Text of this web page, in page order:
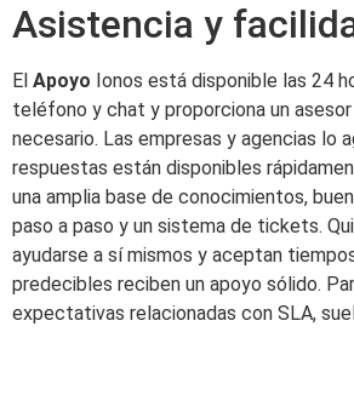
Asistencia y
El Apoyo Ionos está disponible las 24
teléfono y chat y proporciona un
necesario. Las empresas y agencias lo
respuestas están disponibles
una amplia base de conocimientos,
paso a paso y un sistema de tickets.
ayudarse a sí mismos y aceptan
predecibles reciben un apoyo sólido.
expectativas relacionadas con SLA,